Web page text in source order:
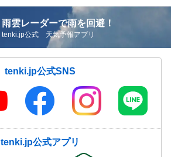
雨雲レーダーで雨を回避！
tenki.jp公式 天気予報アプリ
tenki.jp公式SNS
tenki.jp公式アプリ